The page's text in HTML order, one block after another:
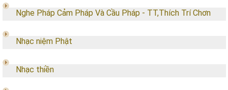
Nghe Pháp Cảm Pháp Và Cầu Pháp - TT,Thích Trí Chơn
Nhạc niệm Phật
Nhạc thiền